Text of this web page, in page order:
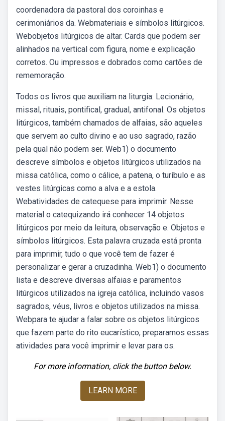
coordenadora da pastoral dos coroinhas e
cerimoniários da. Webmateriais e símbolos litúrgicos.
Webobjetos litúrgicos de altar. Cards que podem ser
alinhados na vertical com figura, nome e explicação
corretos. Ou impressos e dobrados como cartões de
rememoração.
Todos os livros que auxiliam na liturgia: Lecionário,
missal, rituais, pontifical, gradual, antifonal. Os objetos
litúrgicos, também chamados de alfaias, são aqueles
que servem ao culto divino e ao uso sagrado, razão
pela qual não podem ser. Web1) o documento
descreve símbolos e objetos litúrgicos utilizados na
missa católica, como o cálice, a patena, o turíbulo e as
vestes litúrgicas como a alva e a estola.
Webatividades de catequese para imprimir. Nesse
material o catequizando irá conhecer 14 objetos
litúrgicos por meio da leitura, observação e. Objetos e
símbolos litúrgicos. Esta palavra cruzada está pronta
para imprimir, tudo o que você tem de fazer é
personalizar e gerar a cruzadinha. Web1) o documento
lista e descreve diversas alfaias e paramentos
litúrgicos utilizados na igreja católica, incluindo vasos
sagrados, véus, livros e objetos utilizados na missa.
Webpara te ajudar a falar sobre os objetos litúrgicos
que fazem parte do rito eucarístico, preparamos essas
atividades para você imprimir e levar para os.
For more information, click the button below.
LEARN MORE